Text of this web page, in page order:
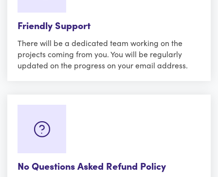
Friendly Support
There will be a dedicated team working on the
projects coming from you. You will be regularly
updated on the progress on your email address.
No Questions Asked Refund Policy